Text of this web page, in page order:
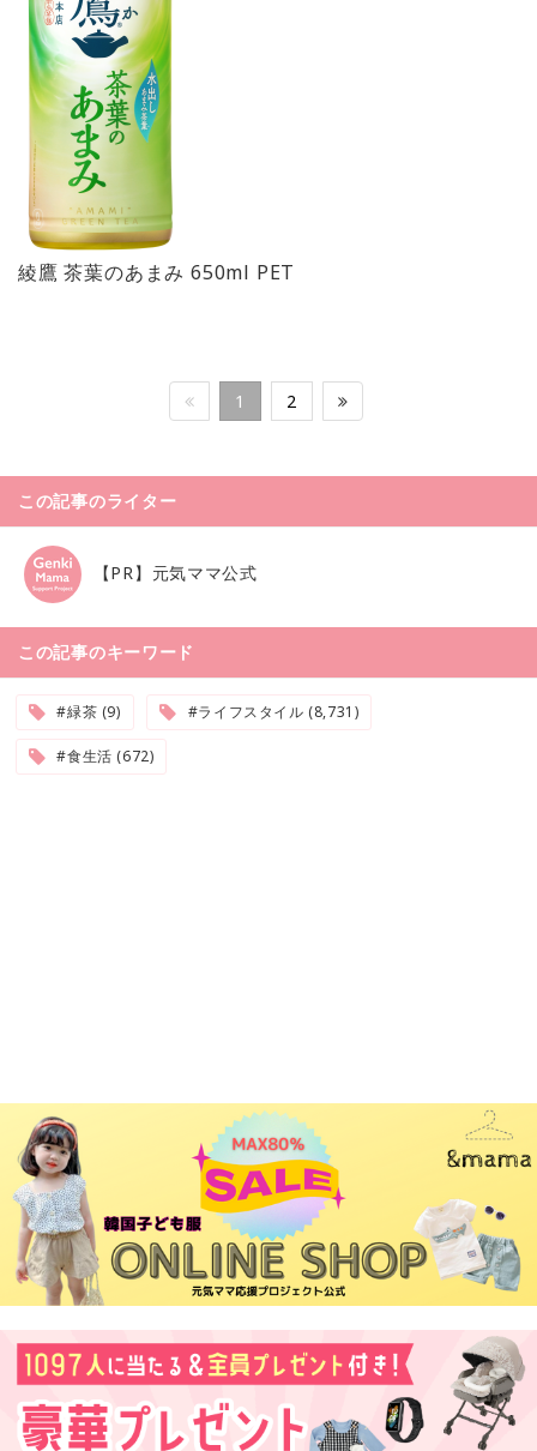
綾鷹 茶葉のあまみ 650ml PET
1 2
この記事のライター
【PR】元気ママ公式
この記事のキーワード
#緑茶 (9) #ライフスタイル (8,731)
#食生活 (672)